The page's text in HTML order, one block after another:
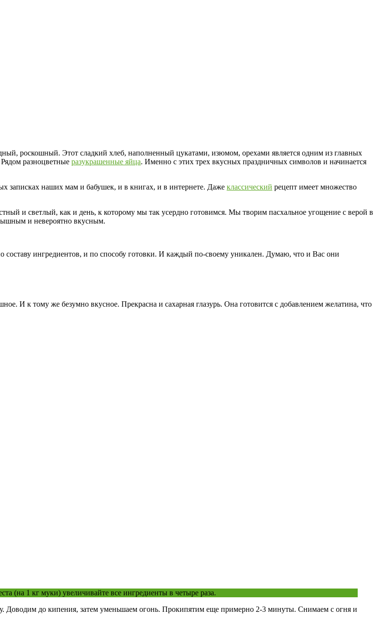
роскошный. Этот сладкий хлеб, наполненный цукатами, изюмом, орехами является одним из главных
Рядом разноцветные разукрашенные яйца. Именно с этих трех вкусных праздничных символов и начинается
записках наших мам и бабушек, и в книгах, и в интернете. Даже классический рецепт имеет множество
и светлый, как и день, к которому мы так усердно готовимся. Мы творим пасхальное угощение с верой в
и невероятно вкусным.
составу ингредиентов, и по способу готовки. И каждый по-своему уникален. Думаю, что и Вас они
И к тому же безумно вкусное. Прекрасна и сахарная глазурь. Она готовится с добавлением желатина, что
(на 1 кг муки) увеличивайте все ингредиенты в четыре раза.
Доводим до кипения, затем уменьшаем огонь. Прокипятим еще примерно 2-3 минуты. Снимаем с огня и